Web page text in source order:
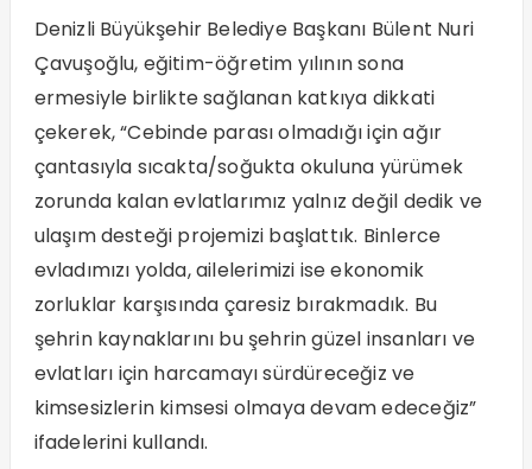
Denizli Büyükşehir Belediye Başkanı Bülent Nuri
Çavuşoğlu, eğitim-öğretim yılının sona
ermesiyle birlikte sağlanan katkıya dikkati
çekerek, “Cebinde parası olmadığı için ağır
çantasıyla sıcakta/soğukta okuluna yürümek
zorunda kalan evlatlarımız yalnız değil dedik ve
ulaşım desteği projemizi başlattık. Binlerce
evladımızı yolda, ailelerimizi ise ekonomik
zorluklar karşısında çaresiz bırakmadık. Bu
şehrin kaynaklarını bu şehrin güzel insanları ve
evlatları için harcamayı sürdüreceğiz ve
kimsesizlerin kimsesi olmaya devam edeceğiz”
ifadelerini kullandı.